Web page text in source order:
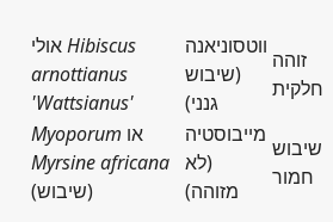
Hibiscus
arnottianus
'Wattsianus'
ווטסוניאנה
(שיבוש
גנני)
זוהה
חלקית
Myoporum או
Myrsine africana
(שיבוש)
מייבוסטיה
(לא
מזוהה)
שיבוש
חמור